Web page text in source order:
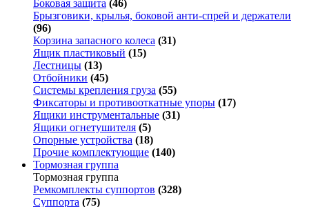
Боковая защита (46)
Брызговики, крылья, боковой анти-спрей и держатели
(96)
Корзина запасного колеса (31)
Ящик пластиковый (15)
Лестницы (13)
Отбойники (45)
Системы крепления груза (55)
Фиксаторы и противооткатные упоры (17)
Ящики инструментальные (31)
Ящики огнетушителя (5)
Опорные устройства (18)
Прочие комплектующие (140)
Тормозная группа
Тормозная группа
Ремкомплекты суппортов (328)
Суппорта (75)